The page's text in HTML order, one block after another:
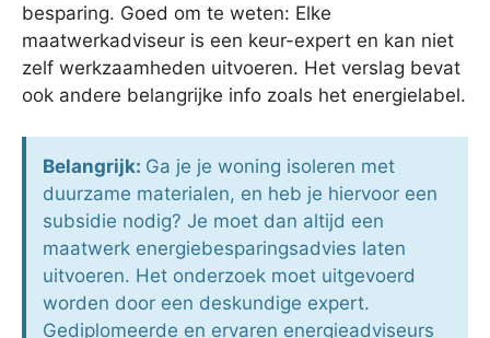
besparing. Goed om te weten: Elke
maatwerkadviseur is een keur-expert en kan niet
zelf werkzaamheden uitvoeren. Het verslag bevat
ook andere belangrijke info zoals het energielabel.
Belangrijk: Ga je je woning isoleren met
duurzame materialen, en heb je hiervoor een
subsidie nodig? Je moet dan altijd een
maatwerk energiebesparingsadvies laten
uitvoeren. Het onderzoek moet uitgevoerd
worden door een deskundige expert.
Gediplomeerde en ervaren energieadviseurs